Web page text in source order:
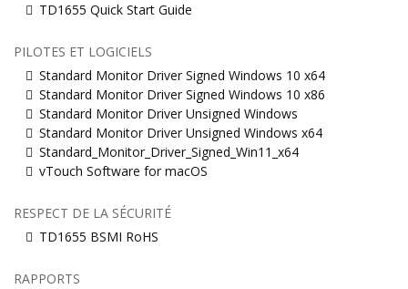
TD1655 Quick Start Guide
PILOTES ET LOGICIELS
Standard Monitor Driver Signed Windows 10 x64
Standard Monitor Driver Signed Windows 10 x86
Standard Monitor Driver Unsigned Windows
Standard Monitor Driver Unsigned Windows x64
Standard_Monitor_Driver_Signed_Win11_x64
vTouch Software for macOS
RESPECT DE LA SÉCURITÉ
TD1655 BSMI RoHS
RAPPORTS